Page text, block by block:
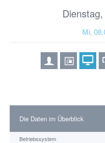
Mi,
Die Daten im Überblick
Betriebssystem